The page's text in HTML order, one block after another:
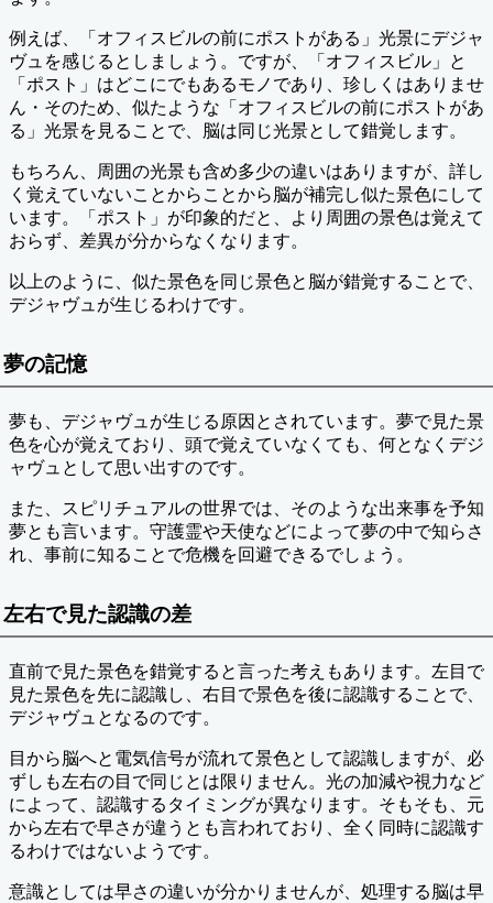
例えば、「オフィスビルの前にポストがある」光景にデジャ
ヴュを感じるとしましょう。ですが、「オフィスビル」と
「ポスト」はどこにでもあるモノであり、珍しくはありませ
ん・そのため、似たような「オフィスビルの前にポストがあ
る」光景を見ることで、脳は同じ光景として錯覚します。
もちろん、周囲の光景も含め多少の違いはありますが、詳し
く覚えていないことからことから脳が補完し似た景色にして
います。「ポスト」が印象的だと、より周囲の景色は覚えて
おらず、差異が分からなくなります。
以上のように、似た景色を同じ景色と脳が錯覚することで、
デジャヴュが生じるわけです。
夢の記憶
夢も、デジャヴュが生じる原因とされています。夢で見た景
色を心が覚えており、頭で覚えていなくても、何となくデジ
ャヴュとして思い出すのです。
また、スピリチュアルの世界では、そのような出来事を予知
夢とも言います。守護霊や天使などによって夢の中で知らさ
れ、事前に知ることで危機を回避できるでしょう。
左右で見た認識の差
直前で見た景色を錯覚すると言った考えもあります。左目で
見た景色を先に認識し、右目で景色を後に認識することで、
デジャヴュとなるのです。
目から脳へと電気信号が流れて景色として認識しますが、必
ずしも左右の目で同じとは限りません。光の加減や視力など
によって、認識するタイミングが異なります。そもそも、元
から左右で早さが違うとも言われており、全く同時に認識す
るわけではないようです。
意識としては早さの違いが分かりませんが、処理する脳は早